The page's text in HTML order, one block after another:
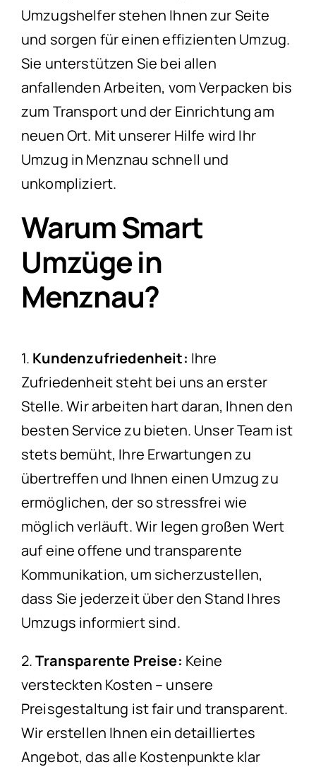
Umzugshelfer stehen Ihnen zur Seite
und sorgen für einen effizienten Umzug.
Sie unterstützen Sie bei allen
anfallenden Arbeiten, vom Verpacken bis
zum Transport und der Einrichtung am
neuen Ort. Mit unserer Hilfe wird Ihr
Umzug in Menznau schnell und
unkompliziert.
Warum Smart
Umzüge in
Menznau?
1. Kundenzufriedenheit: Ihre
Zufriedenheit steht bei uns an erster
Stelle. Wir arbeiten hart daran, Ihnen den
besten Service zu bieten. Unser Team ist
stets bemüht, Ihre Erwartungen zu
übertreffen und Ihnen einen Umzug zu
ermöglichen, der so stressfrei wie
möglich verläuft. Wir legen großen Wert
auf eine offene und transparente
Kommunikation, um sicherzustellen,
dass Sie jederzeit über den Stand Ihres
Umzugs informiert sind.
2.Transparente Preise: Keine
versteckten Kosten – unsere
Preisgestaltung ist fair und transparent.
Wir erstellen Ihnen ein detailliertes
Angebot, das alle Kostenpunkte klar